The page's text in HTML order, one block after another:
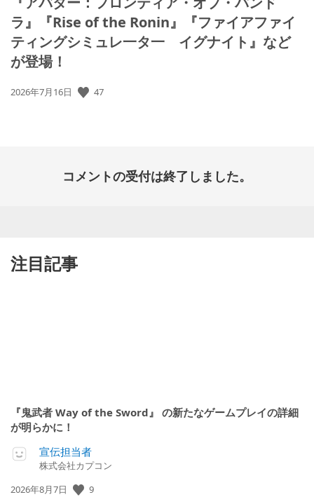
ラ』『Rise of the Ronin』『ファイアファイ
ティングシミュレ一タ一 イグナイト』など
が登場！
公
2026年7月16日 47
コメントの受付は終了しました。
注目記事
『鬼武者 Way of the Sword』 の新たなゲームプレイの詳細
が明らかに！
宣伝担当者
株式会社カプコン
公
2026年8月7日 9